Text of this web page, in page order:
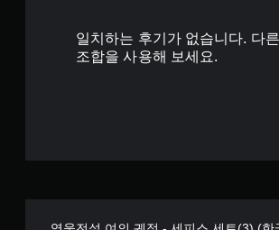
일치하는 후기가 없습니다. 다
조합을 사용해 보세요.